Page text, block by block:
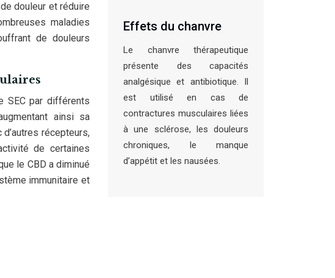
douleur et réduire
maladies
de douleurs
SEC par différents
ainsi sa
récepteurs,
de certaines
le CBD a diminué
immunitaire et
Effets du chanvre
Le chanvre thérapeutique
présente des capacités
analgésique et antibiotique. Il
est utilisé en cas de
contractures musculaires liées
à une sclérose, les douleurs
chroniques, le manque
d’appétit et les nausées.